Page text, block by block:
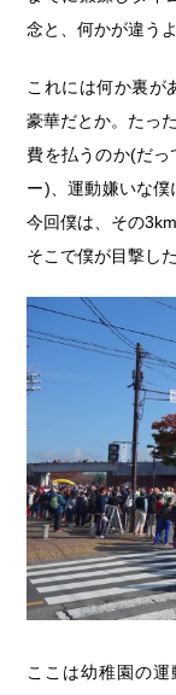
念と、何かが違う
これには何か裏が
豪華だとか。たっ
費を払うのか(だ
ー)、運動嫌いな僕
今回僕は、その
そこで僕が目撃し
ここは幼稚園の